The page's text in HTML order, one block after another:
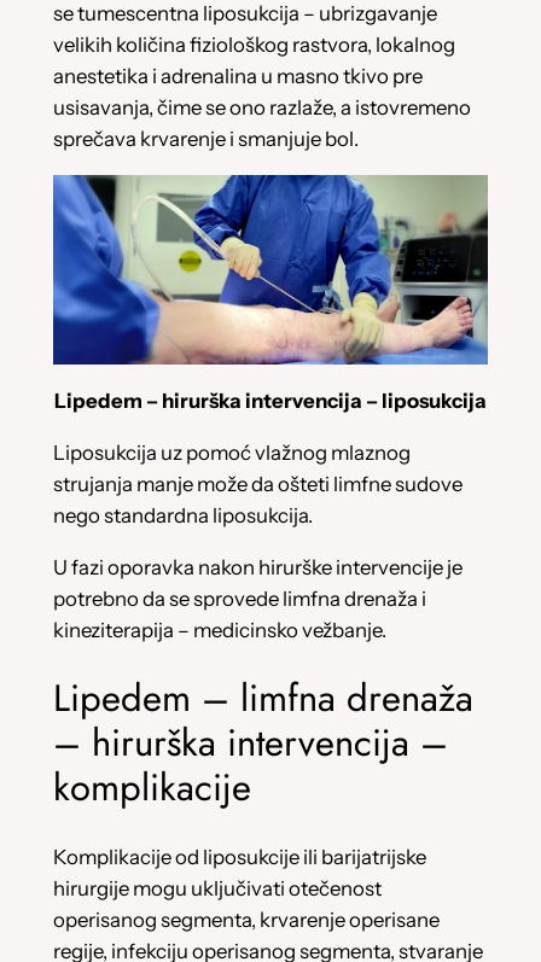
se tumescentna liposukcija – ubrizgavanje
velikih količina fiziološkog rastvora, lokalnog
anestetika i adrenalina u masno tkivo pre
usisavanja, čime se ono razlaže, a istovremeno
sprečava krvarenje i smanjuje bol.
Lipedem – hirurška intervencija – liposukcija
Liposukcija uz pomoć vlažnog mlaznog
strujanja manje može da ošteti limfne sudove
nego standardna liposukcija.
U fazi oporavka nakon hirurške intervencije je
potrebno da se sprovede limfna drenaža i
kineziterapija – medicinsko vežbanje.
Lipedem – limfna drenaža
– hirurška intervencija –
komplikacije
Komplikacije od liposukcije ili barijatrijske
hirurgije mogu uključivati otečenost
operisanog segmenta, krvarenje operisane
regije, infekciju operisanog segmenta, stvaranje